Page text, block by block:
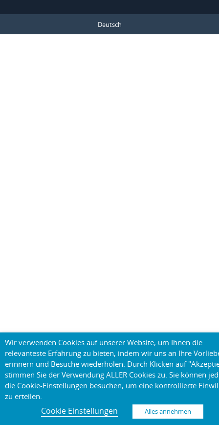
Wir verwenden Cookies auf unserer Website, um Ihnen die
relevanteste Erfahrung zu bieten, indem wir uns an Ihre
erinnern und Besuche wiederholen. Durch Klicken auf
stimmen Sie der Verwendung ALLER Cookies zu. Sie können
die Cookie-Einstellungen besuchen, um eine kontrollierte
zu erteilen.
Cookie Einstellungen Alles annehmen
Deutsch